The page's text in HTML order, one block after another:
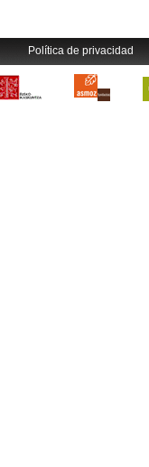
Política de privacidad